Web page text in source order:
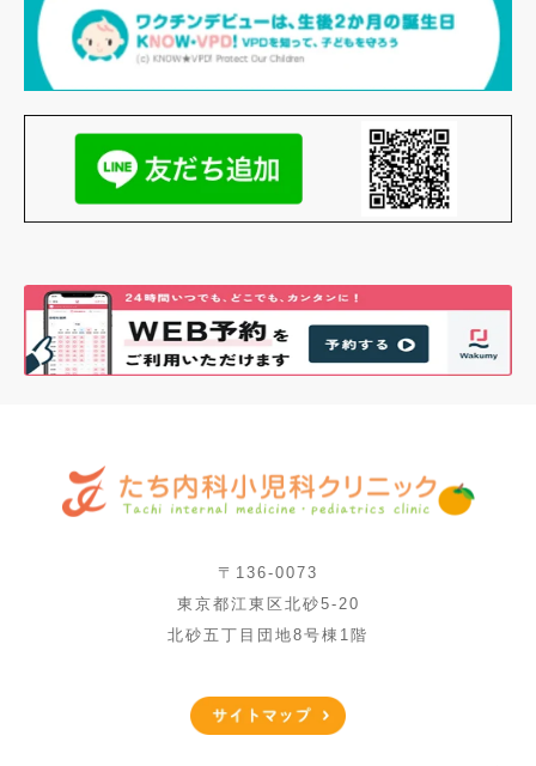
〒136-0073
東京都江東区北砂5-20
北砂五丁目団地8号棟1階